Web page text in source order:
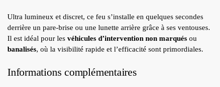
Ultra lumineux et discret, ce feu s’installe en quelques secondes
derrière un pare-brise ou une lunette arrière grâce à ses ventouses.
Il est idéal pour les véhicules d’intervention non marqués ou
banalisés, où la visibilité rapide et l’efficacité sont primordiales.
Informations complémentaires